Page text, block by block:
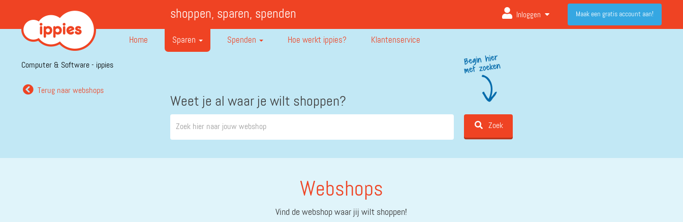
shoppen, sparen, spenden Inloggen Maak een gratis account aan!
Home Sparen Spenden Hoe werkt ippies? Klantenservice
Computer & Software - ippies
Terug naar webshops
Weet je al waar je wilt shoppen?
Zoek
Webshops
Vind de webshop waar jij wilt shoppen!